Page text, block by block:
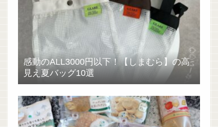
感動のALL3000円以下！【しまむら】の高
見え夏バッグ10選